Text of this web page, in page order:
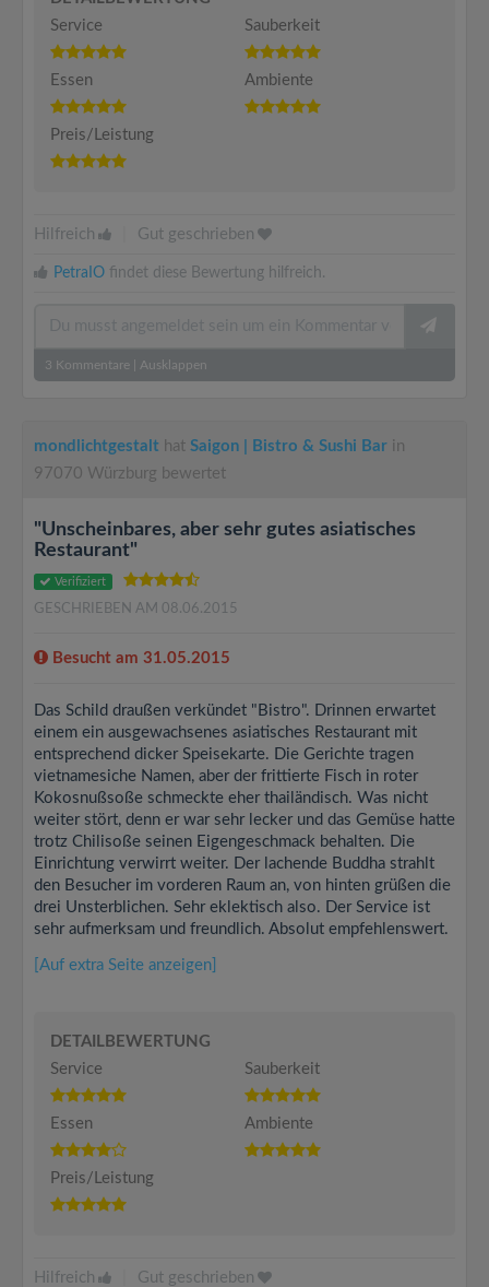
Service
Sauberkeit
Essen Ambiente
Preis/Leistung
Hilfreich Gut geschrieben
PetraIO findet diese Bewertung hilfreich.
3 Kommentare Ausklappen
mondlichtgestalt hat Saigon | Bistro & Sushi Bar in
97070 Würzburg bewertet
"Unscheinbares, aber sehr gutes asiatisches
Restaurant"
Verifiziert
GESCHRIEBEN AM 08.06.2015
Besucht am 31.05.2015
Das Schild draußen verkündet "Bistro". Drinnen erwartet
einem ein ausgewachsenes asiatisches Restaurant mit
entsprechend dicker Speisekarte. Die Gerichte tragen
vietnamesiche Namen, aber der frittierte Fisch in roter
Kokosnußsoße schmeckte eher thailändisch. Was nicht
weiter stört, denn er war sehr lecker und das Gemüse hatte
trotz Chilisoße seinen Eigengeschmack behalten. Die
Einrichtung verwirrt weiter. Der lachende Buddha strahlt
den Besucher im vorderen Raum an, von hinten grüßen die
drei Unsterblichen. Sehr eklektisch also. Der Service ist
sehr aufmerksam und freundlich. Absolut empfehlenswert.
[Auf extra Seite anzeigen]
DETAILBEWERTUNG
Service
Sauberkeit
Essen Ambiente
Preis/Leistung
Hilfreich Gut geschrieben